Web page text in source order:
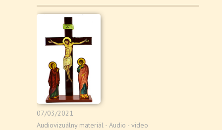
07/03/2021
Audiovizuálny materiál - Audio - video